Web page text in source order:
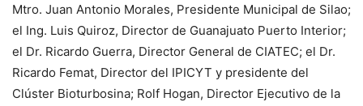
Mtro. Juan Antonio Morales, Presidente Municipal de Silao;
el Ing. Luis Quiroz, Director de Guanajuato Puerto Interior;
el Dr. Ricardo Guerra, Director General de CIATEC; el Dr.
Ricardo Femat, Director del IPICYT y presidente del
Clúster Bioturbosina; Rolf Hogan, Director Ejecutivo de la